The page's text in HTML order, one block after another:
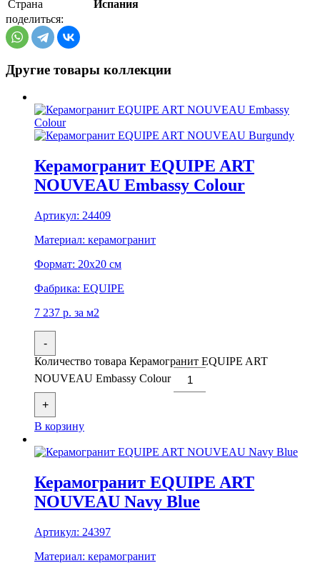
Страна
Испания
поделиться:
Другие товары коллекции
Керамогранит EQUIPE ART
NOUVEAU Embassy Colour
Артикул: 24409
Материал: керамогранит
Формат: 20x20 см
Фабрика: EQUIPE
7 237 р. за м2
-
Количество товара Керамогранит EQUIPE ART
NOUVEAU Embassy Colour
+
В корзину
Керамогранит EQUIPE ART
NOUVEAU Navy Blue
Артикул: 24397
Материал: керамогранит